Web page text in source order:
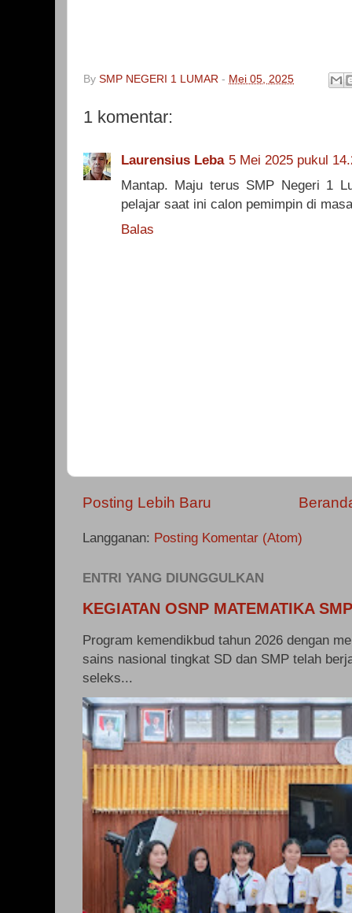
By SMP NEGERI 1 LUMAR - Mei 05, 2025
1 komentar:
Laurensius Leba 5 Mei 2025 pukul
Mantap. Maju terus SMP Negeri 1
pelajar saat ini calon pemimpin di
Balas
Posting Lebih Baru
Langganan: Posting Komentar (Atom)
ENTRI YANG DIUNGGULKAN
KEGIATAN OSNP MATEMATIKA
Program kemendikbud tahun 2026 dengan
sains nasional tingkat SD dan SMP telah
seleks...